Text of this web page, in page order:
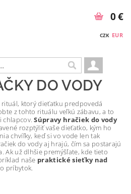
CZK EUR
0 €
DO VODY
ktorý dieťatku predpovedá
z tohto rituálu veľkú zábavu, a to
chlapcov.Súpravy hračiek do vody
rozptýliť vaše dieťatko, kým ho
chvíľky, keď si vo vode len tak
do vody aj hrajú, čím sa postarajú
Ak už dlhšie premýšľate, kde tieto
naše praktické sieťky nad
príbytok.